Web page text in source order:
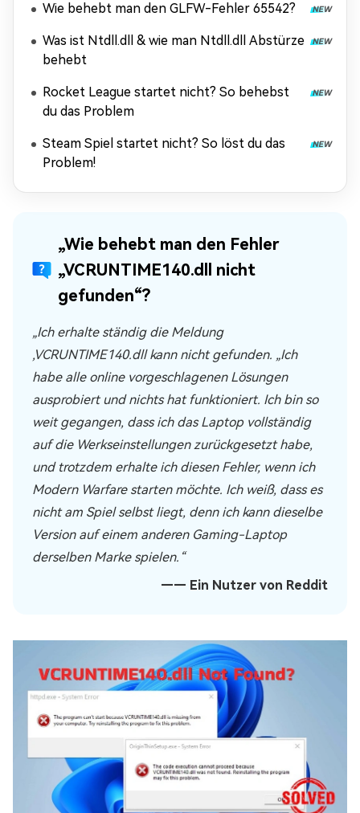
Wie behebt man den GLFW-Fehler 65542?
Was ist Ntdll.dll & wie man Ntdll.dll Abstürze
behebt
Rocket League startet nicht? So behebst
du das Problem
Steam Spiel startet nicht? So löst du das
Problem!
„Wie behebt man den Fehler
„VCRUNTIME140.dll nicht
gefunden“?
„Ich erhalte ständig die Meldung
‚VCRUNTIME140.dll kann nicht gefunden. „Ich
habe alle online vorgeschlagenen Lösungen
ausprobiert und nichts hat funktioniert. Ich bin so
weit gegangen, dass ich das Laptop vollständig
auf die Werkseinstellungen zurückgesetzt habe,
und trotzdem erhalte ich diesen Fehler, wenn ich
Modern Warfare starten möchte. Ich weiß, dass es
nicht am Spiel selbst liegt, denn ich kann dieselbe
Version auf einem anderen Gaming-Laptop
derselben Marke spielen.“
—— Ein Nutzer von Reddit